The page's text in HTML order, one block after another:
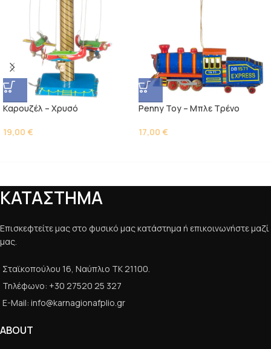
Kαρουζέλ – Χρυσό
19,00 €
Penny Toy – Μπλε Τρένο
17,00 €
ΚΑΤΑΣΤΗΜΑ
Επισκεφτείτε μας στο φυσικό μας κατάστημα ή επικοινωνήστε μαζί
μας.
Σταϊκοπούλου 16, Ναύπλιο ΤΚ 21100.
Τηλέφωνο: +30 27520 25 327
E-Mail: info@karnagionafplio.gr
ABOUT